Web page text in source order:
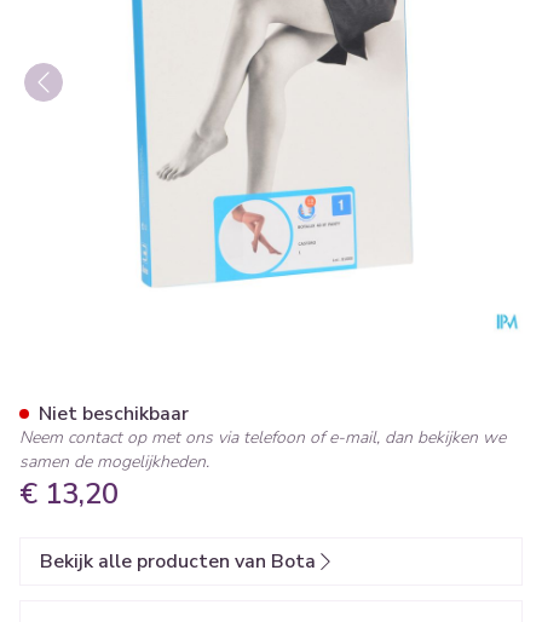
€ 13,20
Niet beschikbaar
Neem contact op met ons via telefoon of e-mail, dan bekijken we
samen de mogelijkheden.
Bekijk alle producten van Bota